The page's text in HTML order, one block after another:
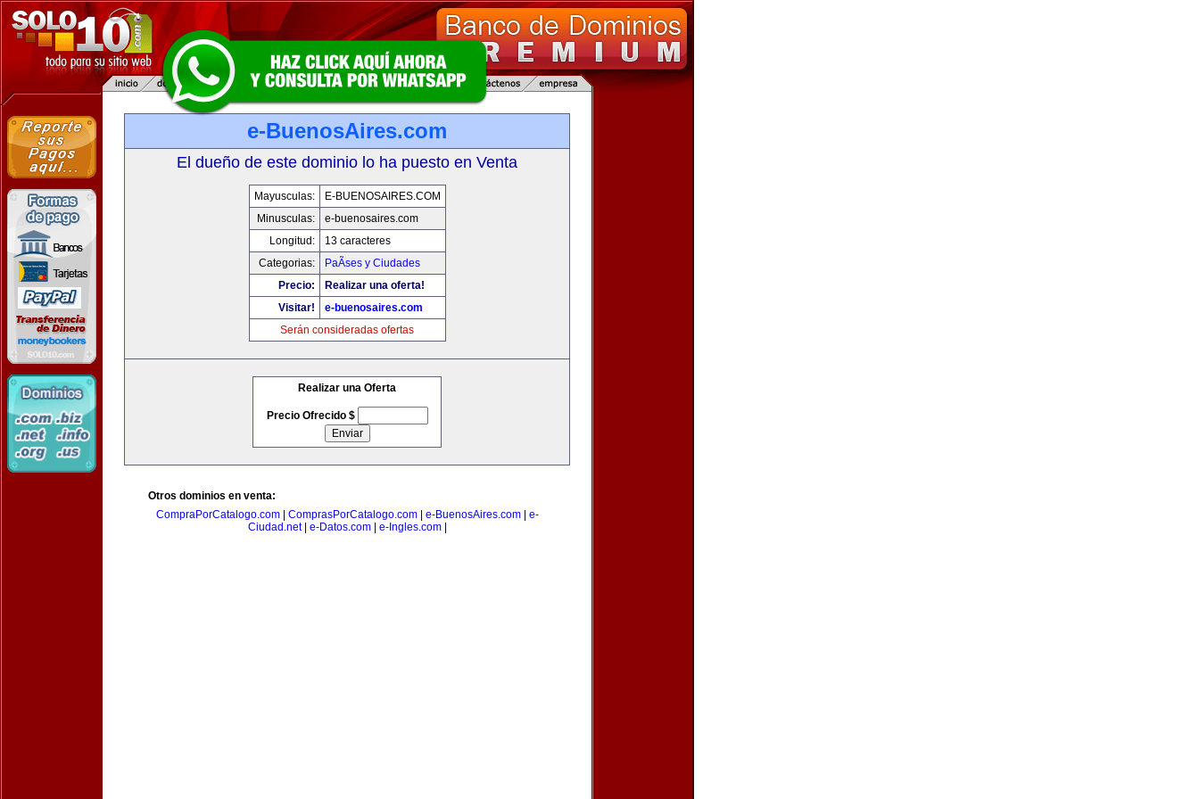
e-BuenosAires.com
El dueño de este dominio lo ha puesto en Venta
Mayusculas:
E-BUENOSAIRES.COM
Minusculas:
e-buenosaires.com
Longitud:
13 caracteres
Categorias:
PaÃ­ses y Ciudades
Precio:
Realizar una oferta!
Visitar!
e-buenosaires.com
Serán consideradas ofertas
Realizar una Oferta
Precio Ofrecido $
Otros dominios en venta:
CompraPorCatalogo.com| ComprasPorCatalogo.com| e-BuenosAires.com| e-
Ciudad.net| e-Datos.com| e-Ingles.com|